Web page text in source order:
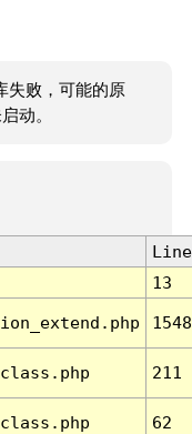
失败，可能的原
动。
Line
13
1548
211
62